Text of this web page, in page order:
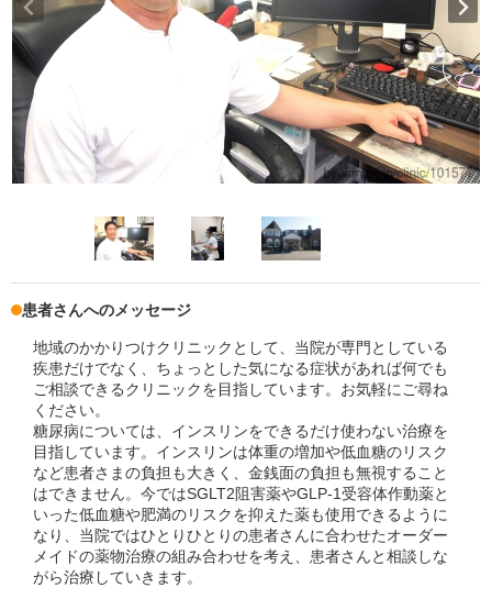
患者さんへのメッセージ
地域のかかりつけクリニックとして、当院が専門としている
疾患だけでなく、ちょっとした気になる症状があれば何でも
ご相談できるクリニックを目指しています。お気軽にご尋ね
ください。
糖尿病については、インスリンをできるだけ使わない治療を
目指しています。インスリンは体重の増加や低血糖のリスク
など患者さまの負担も大きく、金銭面の負担も無視すること
はできません。今ではSGLT2阻害薬やGLP-1受容体作動薬と
いった低血糖や肥満のリスクを抑えた薬も使用できるように
なり、当院ではひとりひとりの患者さんに合わせたオーダー
メイドの薬物治療の組み合わせを考え、患者さんと相談しな
がら治療していきます。